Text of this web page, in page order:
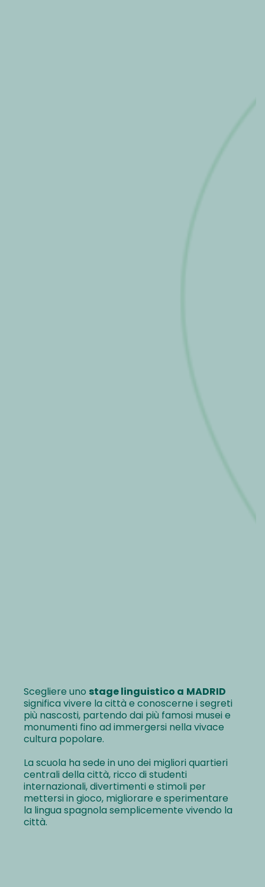
Scegliere uno stage linguistico a MADRID
significa vivere la città e conoscerne i segreti
più nascosti, partendo dai più famosi musei e
monumenti fino ad immergersi nella vivace
cultura popolare.
La scuola ha sede in uno dei migliori quartieri
centrali della città, ricco di studenti
internazionali, divertimenti e stimoli per
mettersi in gioco, migliorare e sperimentare
la lingua spagnola semplicemente vivendo la
città.